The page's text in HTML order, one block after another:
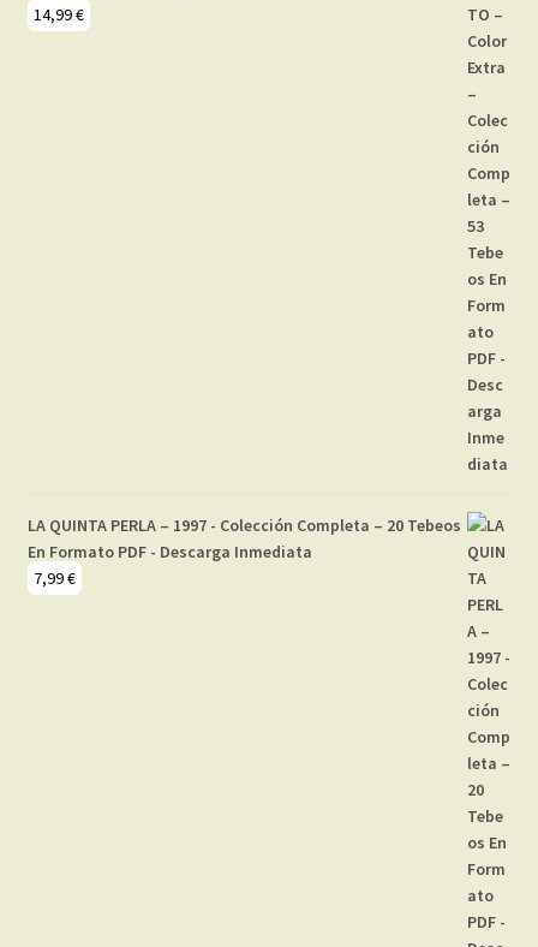
14,99€
LA QUINTA PERLA – 1997 - Colección Completa – 20 Tebeos
En Formato PDF - Descarga Inmediata
7,99€